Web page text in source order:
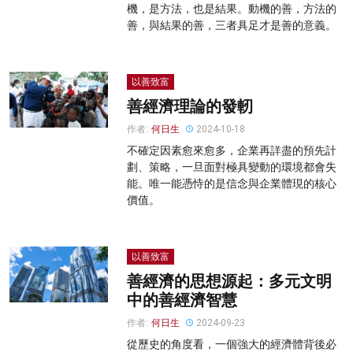
機，是方法，也是結果。動機的善，方法的
善，與結果的善，三者具足才是善的意義。
以善致富
善經濟理論的發軔
作者: 何日生 2024-10-18
不確定因素愈來愈多，企業再詳盡的預先計
劃、策略，一旦面對極具變動的環境都會失
能。唯一能憑恃的是信念與企業體現的核心
價值。
以善致富
善經濟的思想源起：多元文明
中的善經濟智慧
作者: 何日生 2024-09-23
從歷史的角度看，一個強大的經濟體背後必